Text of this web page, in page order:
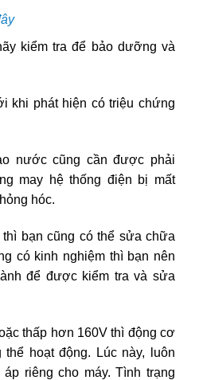
kiểm tra để bảo dưỡng và
khi phát hiện có triệu chứng
nước cũng cần được phải
may hệ thống điện bị mất
hóc.
bạn cũng có thể sửa chữa
có kinh nghiệm thì bạn nên
để được kiểm tra và sửa
thấp hơn 160V thì động cơ
thể hoạt động. Lúc này, luôn
riêng cho máy. Tình trạng